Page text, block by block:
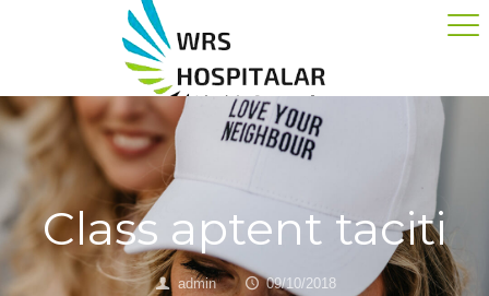
Class aptent taciti
admin 09/10/2018